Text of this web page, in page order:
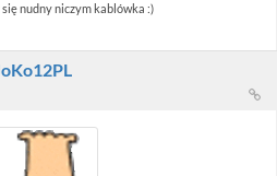
nudny niczym kablówka :)